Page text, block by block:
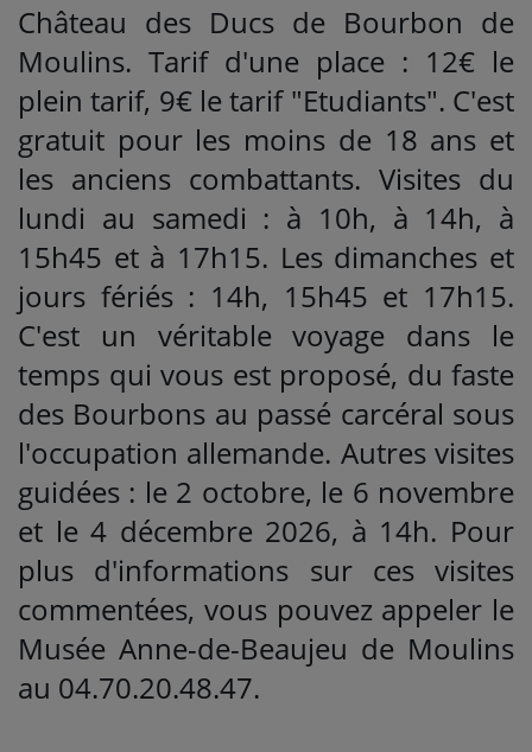
Château des Ducs de Bourbon de
Moulins. Tarif d'une place : 12€ le
plein tarif, 9€ le tarif "Etudiants". C'est
gratuit pour les moins de 18 ans et
les anciens combattants. Visites du
lundi au samedi : à 10h, à 14h, à
15h45 et à 17h15. Les dimanches et
jours fériés : 14h, 15h45 et 17h15.
C'est un véritable voyage dans le
temps qui vous est proposé, du faste
des Bourbons au passé carcéral sous
l'occupation allemande. Autres visites
guidées : le 2 octobre, le 6 novembre
et le 4 décembre 2026, à 14h. Pour
plus d'informations sur ces visites
commentées, vous pouvez appeler le
Musée Anne-de-Beaujeu de Moulins
au 04.70.20.48.47.